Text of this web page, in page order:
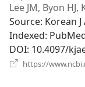
у
вікні)
Lee JM, Byon HJ,
Source‎: Korean
Indexed‎:
DOI‎: 10.4097/
https://